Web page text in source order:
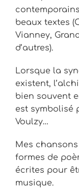
beaux textes
Vianney,
d’autres).
Lorsque la
existent,
bien souvent
est symbolisé
Voulzy…
Mes
formes de
écrites pour
musique.